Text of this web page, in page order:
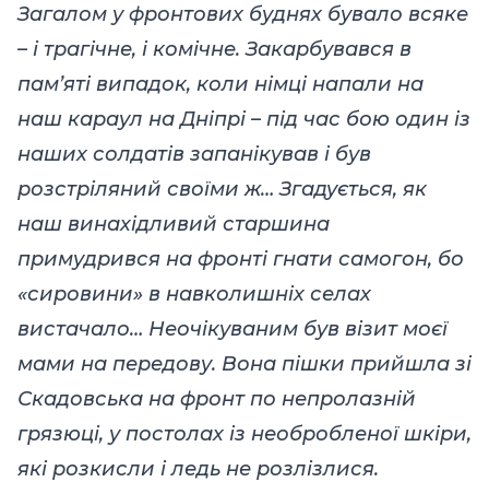
Загалом у фронтових буднях бувало всяке
– і трагічне, і комічне. Закарбувався в
пам’яті випадок, коли німці напали на
наш караул на Дніпрі – під час бою один із
наших солдатів запанікував і був
розстріляний своїми ж… Згадується, як
наш винахідливий старшина
примудрився на фронті гнати самогон, бо
«сировини» в навколишніх селах
вистачало… Неочікуваним був візит моєї
мами на передову. Вона пішки прийшла зі
Скадовська на фронт по непролазній
грязюці, у постолах із необробленої шкіри,
які розкисли і ледь не розлізлися.